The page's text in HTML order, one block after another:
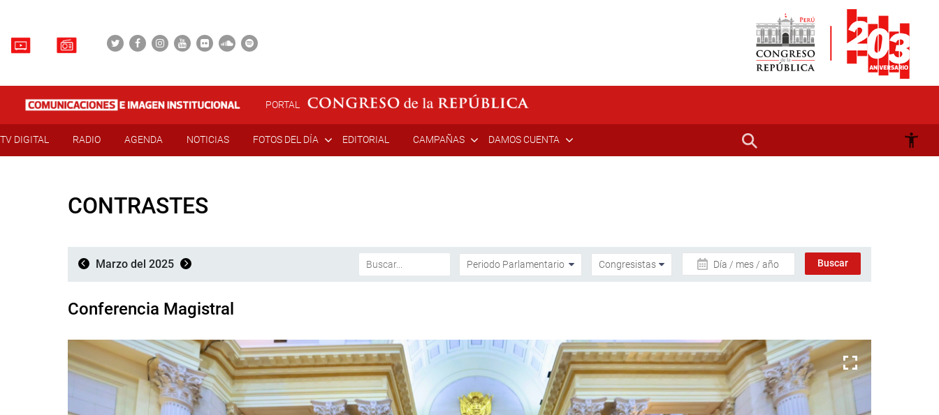
PORTAL
TV DIGITAL RADIO AGENDA NOTICIAS FOTOS DEL DÍA EDITORIAL CAMPAÑAS DAMOS CUENTA
CONTRASTES
Marzo del 2025 Día / mes / año
Conferencia Magistral